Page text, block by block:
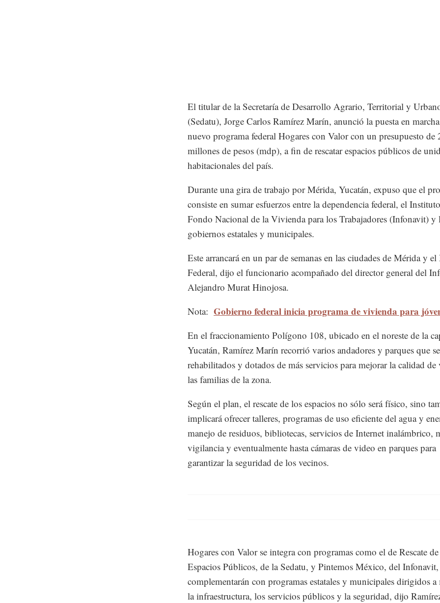
El titular de la Secretaría de Desarrollo Agrario, Territorial y
(Sedatu), Jorge Carlos Ramírez Marín, anunció la puesta en
nuevo programa federal Hogares con Valor con un presupuesto de
millones de pesos (mdp), a fin de rescatar espacios públicos de
habitacionales del país.
Durante una gira de trabajo por Mérida, Yucatán, expuso que el
consiste en sumar esfuerzos entre la dependencia federal, el
Fondo Nacional de la Vivienda para los Trabajadores (Infonavit) y
gobiernos estatales y municipales.
Este arrancará en un par de semanas en las ciudades de Mérida y
Federal, dijo el funcionario acompañado del director general del
Alejandro Murat Hinojosa.
Nota: Gobierno federal inicia programa de vivienda para
En el fraccionamiento Polígono 108, ubicado en el noreste de la
Yucatán, Ramírez Marín recorrió varios andadores y parques que
rehabilitados y dotados de más servicios para mejorar la calidad de
las familias de la zona.
Según el plan, el rescate de los espacios no sólo será físico, sino
implicará ofrecer talleres, programas de uso eficiente del agua y
manejo de residuos, bibliotecas, servicios de Internet inalámbrico,
vigilancia y eventualmente hasta cámaras de video en parques para
garantizar la seguridad de los vecinos.
Hogares con Valor se integra con programas como el de Rescate de
Espacios Públicos, de la Sedatu, y Pintemos México, del Infonavit,
complementarán con programas estatales y municipales dirigidos a
la infraestructura, los servicios públicos y la seguridad, dijo